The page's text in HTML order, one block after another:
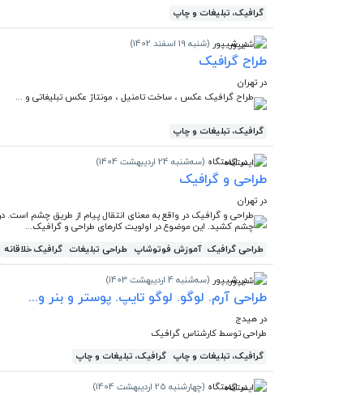
گرافیک، تبلیغات و چاپ
در شیپور (شنبه 19 اسفند 1402)
طراح گرافیک
در تهران
طراح گرافیک عکس ، ساخت تامنیل ، مونتاژ عکس تبلیغاتی و ...
گرافیک، تبلیغات و چاپ
در ایستگاه (سه‌شنبه 24 اردیبهشت 1404)
طراحی و گرافیک
در تهران
طراحی و گرافیک در واقع به معنای انتقال پیام از طریق چشم است.
چشم کشید. این موضوع در اولویت کارهای طراحی و گرافیک...
طراحی گرافیک آموزش فوتوشاپ طراحی تبلیغات گرافیک خلاقانه
در شیپور (سه‌شنبه 4 اردیبهشت 1403)
طراحی آرم. لوگو. لوگو تایپ. پوستر و بنر و...
در هیدج
طراحی توسط کارشناس گرافیک
گرافیک، تبلیغات و چاپ گرافیک، تبلیغات و چاپ
در ایستگاه (چهارشنبه 25 اردیبهشت 1404)